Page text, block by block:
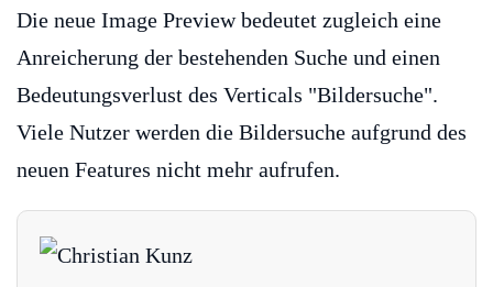
Die neue Image Preview bedeutet zugleich eine
Anreicherung der bestehenden Suche und einen
Bedeutungsverlust des Verticals "Bildersuche".
Viele Nutzer werden die Bildersuche aufgrund des
neuen Features nicht mehr aufrufen.